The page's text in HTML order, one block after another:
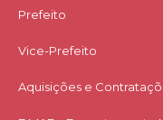
Prefeito
Vice-Prefeito
Aquisições e